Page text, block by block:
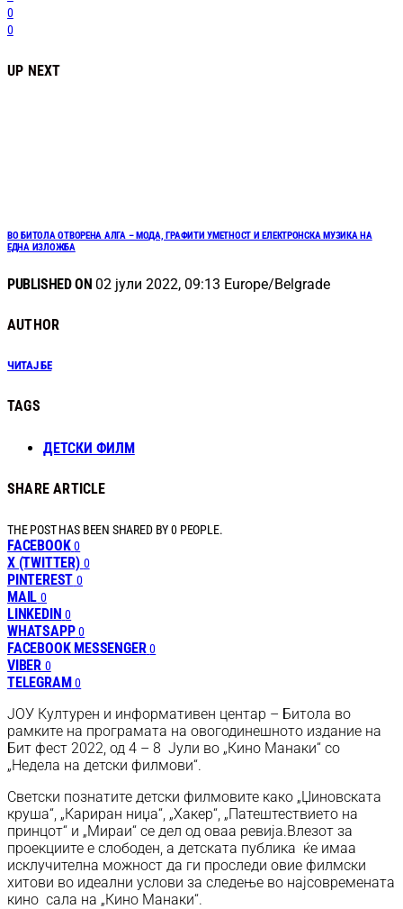
0
0
UP NEXT
ВО БИТОЛА ОТВОРЕНА АЛГА – МОДА, ГРАФИТИ УМЕТНОСТ И ЕЛЕКТРОНСКА МУЗИКА НА
ЕДНА ИЗЛОЖБА
PUBLISHED ON 02 јули 2022, 09:13 Europe/Belgrade
AUTHOR
ЧИТАЈ БЕ
TAGS
ДЕТСКИ ФИЛМ
SHARE ARTICLE
THE POST HAS BEEN SHARED BY0 PEOPLE.
FACEBOOK 0
X (TWITTER) 0
PINTEREST 0
MAIL 0
LINKEDIN 0
WHATSAPP 0
FACEBOOK MESSENGER 0
VIBER 0
TELEGRAM 0
ЈОУ Културен и информативен центар – Битола во
рамките на програмата на овогодинешното издание на
Бит фест 2022, од 4 – 8 Јули во „Кино Манаки“ со
„Недела на детски филмови“.
Светски познатите детски филмовите како „Џиновската
круша“, „Кариран ниџа“, „Хакер“, „Патештествието на
принцот“ и „Мираи“ се дел од оваа ревија.Влезот за
проекциите е слободен, а детската публика ќе имаа
исклучителна можност да ги проследи овие филмски
хитови во идеални услови за следење во најсовремената
кино сала на „Кино Манаки“.